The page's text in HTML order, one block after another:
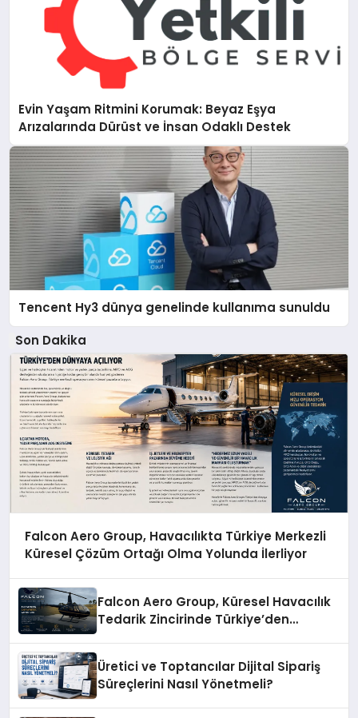
Evin Yaşam Ritmini Korumak: Beyaz Eşya
Arızalarında Dürüst ve İnsan Odaklı Destek
Tencent Hy3 dünya genelinde kullanıma sunuldu
Son Dakika
Falcon Aero Group, Havacılıkta Türkiye Merkezli
Küresel Çözüm Ortağı Olma Yolunda İlerliyor
Falcon Aero Group, Küresel Havacılık
Tedarik Zincirinde Türkiye’den
Üretici ve Toptancılar Dijital Sipariş
Süreçlerini Nasıl Yönetmeli?